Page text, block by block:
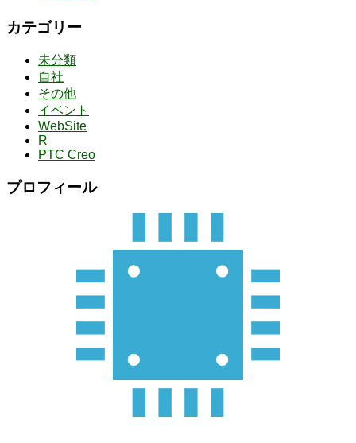
カテゴリー
未分類
自社
その他
イベント
WebSite
R
PTC Creo
プロフィール